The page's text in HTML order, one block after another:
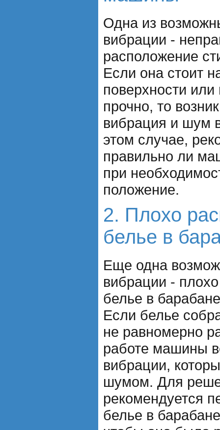
Одна из
вибрации -
расположение
Если она стоит
поверхности
прочно, то
вибрация и шум
этом случае,
правильно ли
при
положение.
2. Плохо
белье в
Еще одна
вибрации -
белье в
Если белье
не равномерно
работе машины
вибрации,
шумом. Для
рекомендуется
белье в